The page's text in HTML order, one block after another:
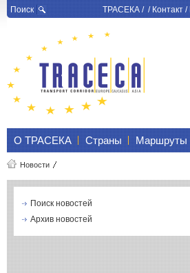
Поиск ТРАСЕКА/ /Контакт/
О ТРАСЕКА Страны Маршруты
Новости
Поиск новостей
Архив новостей